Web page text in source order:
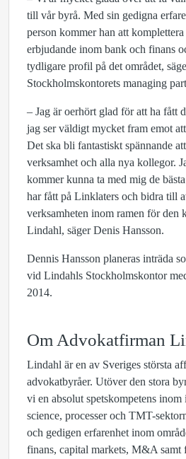
till vår byrå. Med sin gedigna
person kommer han att
erbjudande inom bank och finans
tydligare profil på det området,
Stockholmskontorets managing
– Jag är oerhört glad för att ha fått
jag ser väldigt mycket fram emot
Det ska bli fantastiskt spännande
verksamhet och alla nya kollegor.
kommer kunna ta med mig de
har fått på Linklaters och bidra till
verksamheten inom ramen för den
Lindahl, säger Denis Hansson.
Dennis Hansson planeras inträda
vid Lindahls Stockholmskontor
2014.
Om Advokatfirman
Lindahl är en av Sveriges största
advokatbyråer. Utöver den stora
vi en absolut spetskompetens
science, processer och TMT-
och gedigen erfarenhet inom
finans, capital markets, M&A samt